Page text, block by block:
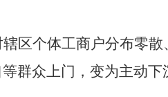
区个体工商户分布零散
群众上门，变为主动下